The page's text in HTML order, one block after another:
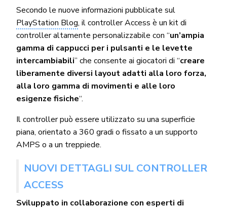
Secondo le nuove informazioni pubblicate sul
PlayStation Blog, il controller Access è un kit di
controller altamente personalizzabile con “un’ampia
gamma di cappucci per i pulsanti e le levette
intercambiabili” che consente ai giocatori di “creare
liberamente diversi layout adatti alla loro forza,
alla loro gamma di movimenti e alle loro
esigenze fisiche“.
Il controller può essere utilizzato su una superficie
piana, orientato a 360 gradi o fissato a un supporto
AMPS o a un treppiede.
NUOVI DETTAGLI SUL CONTROLLER
ACCESS
Sviluppato in collaborazione con esperti di